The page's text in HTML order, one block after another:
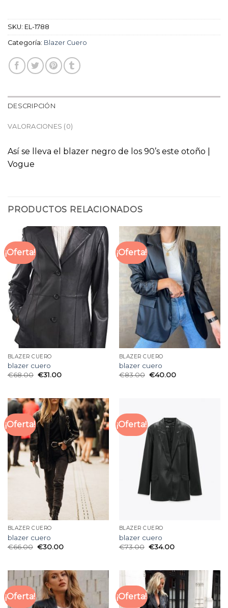
SKU: EL-1788
Categoría: Blazer Cuero
DESCRIPCIÓN
VALORACIONES (0)
Así se lleva el blazer negro de los 90’s este otoño |
Vogue
PRODUCTOS RELACIONADOS
¡Oferta!
BLAZER CUERO
blazer cuero
€68.00 €31.00
¡Oferta!
BLAZER CUERO
blazer cuero
€83.00 €40.00
¡Oferta!
BLAZER CUERO
blazer cuero
€66.00 €30.00
¡Oferta!
BLAZER CUERO
blazer cuero
€73.00 €34.00
¡Oferta! ¡Oferta!